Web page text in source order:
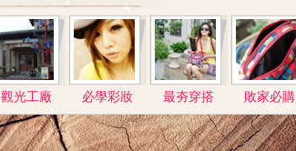
觀光工廠 必學彩妝 最夯穿搭 敗家必購